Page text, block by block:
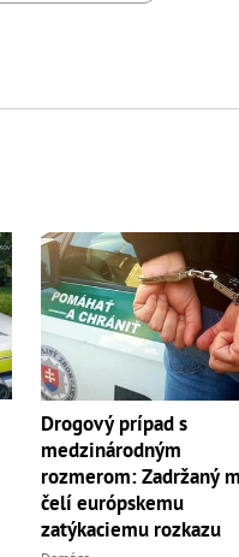
Drogový prípad s
medzinárodným
rozmerom: Zadržaný
čelí európskemu
zatýkaciemu rozkazu